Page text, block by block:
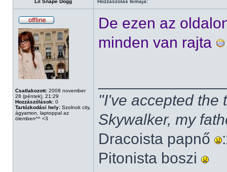
Lil Snape Dogg Hozzászólás témája:
Csatlakozott: 2008 november
28 (péntek), 21:29
Hozzászólások: 0
Tartózkodási hely: Szolnok city,
ágyamon, laptoppal az
ölemben^^ <3
De ezen az
minden van rajta
"I've accepted the
Skywalker, my
Dracoista papnő
Pitonista boszi